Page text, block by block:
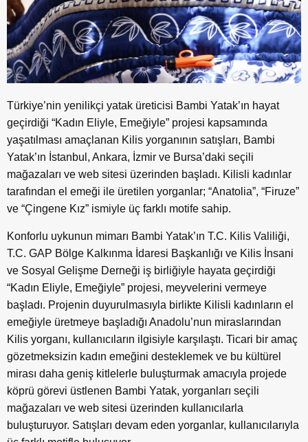
Türkiye’nin yenilikçi yatak üreticisi Bambi Yatak’ın hayat
geçirdiği “Kadın Eliyle, Emeğiyle” projesi kapsamında
yaşatılması amaçlanan Kilis yorganının satışları, Bambi
Yatak’ın İstanbul, Ankara, İzmir ve Bursa’daki seçili
mağazaları ve web sitesi üzerinden başladı. Kilisli kadınlar
tarafından el emeği ile üretilen yorganlar; “Anatolia”, “Firuze”
ve “Çingene Kız” ismiyle üç farklı motife sahip.
Konforlu uykunun mimarı Bambi Yatak’ın T.C. Kilis Valiliği,
T.C. GAP Bölge Kalkınma İdaresi Başkanlığı ve Kilis İnsani
ve Sosyal Gelişme Derneği iş birliğiyle hayata geçirdiği
“Kadın Eliyle, Emeğiyle” projesi, meyvelerini vermeye
başladı. Projenin duyurulmasıyla birlikte Kilisli kadınların el
emeğiyle üretmeye başladığı Anadolu’nun miraslarından
Kilis yorganı, kullanıcıların ilgisiyle karşılaştı. Ticari bir amaç
gözetmeksizin kadın emeğini desteklemek ve bu kültürel
mirası daha geniş kitlelerle buluşturmak amacıyla projede
köprü görevi üstlenen Bambi Yatak, yorganları seçili
mağazaları ve web sitesi üzerinden kullanıcılarla
buluşturuyor. Satışları devam eden yorganlar, kullanıcılarıyla